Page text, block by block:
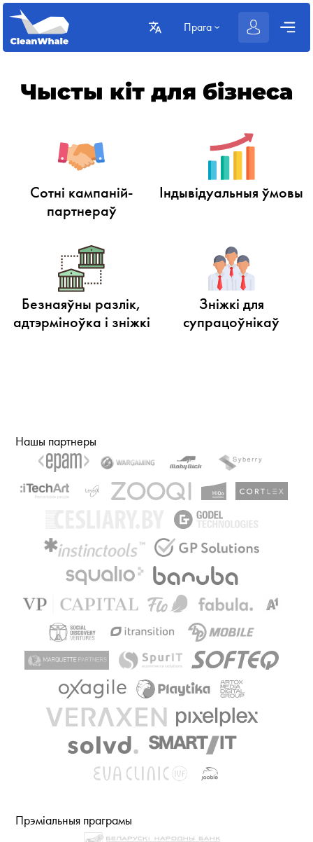
Прага
Чысты кіт для бізнеса
Сотні кампаній-
партнераў
Індывідуальныя ўмовы
Безнаяўны разлік,
адтэрміноўка і зніжкі
Зніжкі для
супрацоўнікаў
Нашы партнеры
Прэміальныя праграмы